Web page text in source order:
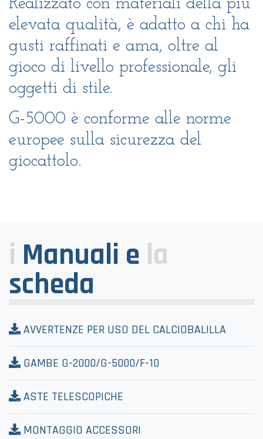
Realizzato con materiali della più
elevata qualità, è adatto a chi ha
gusti raffinati e ama, oltre al
gioco di livello professionale, gli
oggetti di stile.
G-5000 è conforme alle norme
europee sulla sicurezza del
giocattolo.
i Manuali e la
scheda
AVVERTENZE PER USO DEL CALCIOBALILLA
GAMBE G-2000/G-5000/F-10
ASTE TELESCOPICHE
MONTAGGIO ACCESSORI